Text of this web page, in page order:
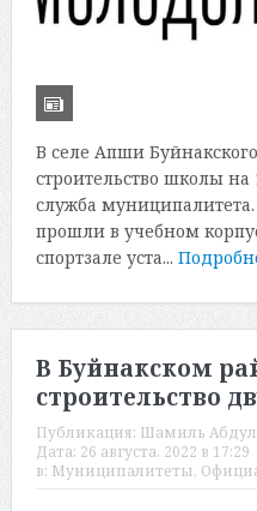
В селе Апши
строительство школы на
служба
прошли в учебном
спортзале уста...
В Буйнакском
строительство
Публикация: Шамиль
Дата: 26 августа, 2022 в 17:29
в: Муниципалитеты,